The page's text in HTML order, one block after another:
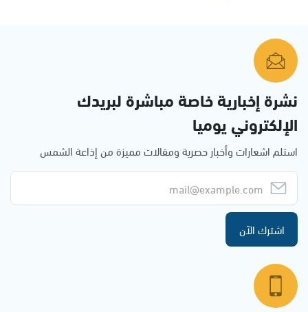
نشرة إخبارية خاصة مباشرة لبريدك
الإلكتروني يوميا
استلم اشعارات وأخبار حصرية ومقالات مميزة من إذاعة الشمس
اشترك الآن